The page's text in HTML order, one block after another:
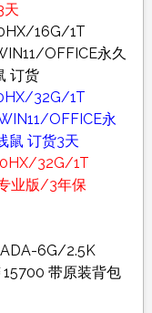
天
16G/1T
OFFICE永久
订货
32G/1T
OFFICE永
鼠 订货3天
32G/1T
业版/3年保
6G/2.5K
带原装背包